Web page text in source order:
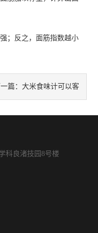
；反之，面筋指数越小
一篇： 大米食味计可以客
科良渚技园8号楼